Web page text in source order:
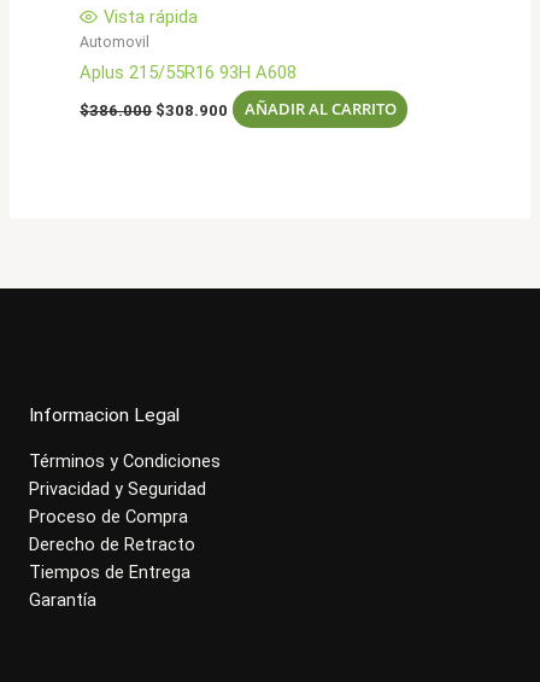
Vista rápida
Automovil
Aplus 215/55R16 93H A608
$386.000 El
$308.900 El
precio
AÑADIR AL CARRITO
Informacion Legal
Términos y Condiciones
Privacidad y Seguridad
Proceso de Compra
Derecho de Retracto
Tiempos de Entrega
Garantía